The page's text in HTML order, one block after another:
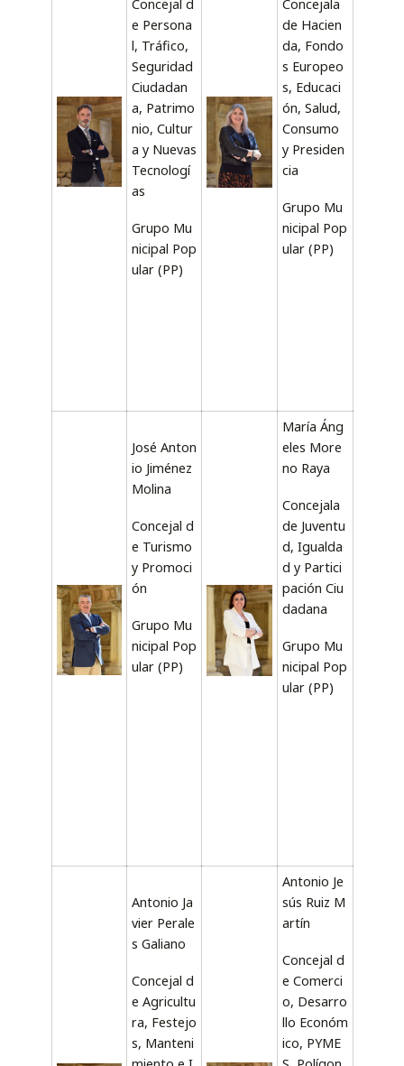
Concejal d
e Persona
l, Tráfico,
Seguridad
Ciudadan
a, Patrimo
nio, Cultur
a y Nuevas
Tecnologí
as
Grupo Mu
nicipal Pop
ular (PP)
Concejala
de Hacien
da, Fondo
s Europeo
s, Educaci
ón, Salud,
Consumo
y Presiden
cia
Grupo Mu
nicipal Pop
ular (PP)
José Anton
io Jiménez
Molina
Concejal d
e Turismo
y Promoci
ón
Grupo Mu
nicipal Pop
ular (PP)
María Áng
eles More
no Raya
Concejala
de Juventu
d, Igualda
d y Partici
pación Ciu
dadana
Grupo Mu
nicipal Pop
ular (PP)
Antonio Ja
vier Perale
s Galiano
Concejal d
e Agricultu
ra, Festejo
s, Manteni
Antonio Je
sús Ruiz M
artín
Concejal d
e Comerci
o, Desarro
llo Económ
ico, PYME